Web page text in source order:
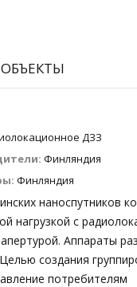
ОБЪЕКТЫ
ДЗЗ
Финляндия
Финляндия
наноспутников
нагрузкой с
Аппараты
создания
потребителям